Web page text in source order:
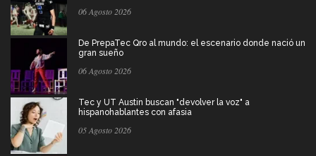
06 Agosto 2026
De PrepaTec Qro al mundo: el escenario donde nació un
gran sueño
06 Agosto 2026
Tec y UT Austin buscan "devolver la voz" a
hispanohablantes con afasia
05 Agosto 2026